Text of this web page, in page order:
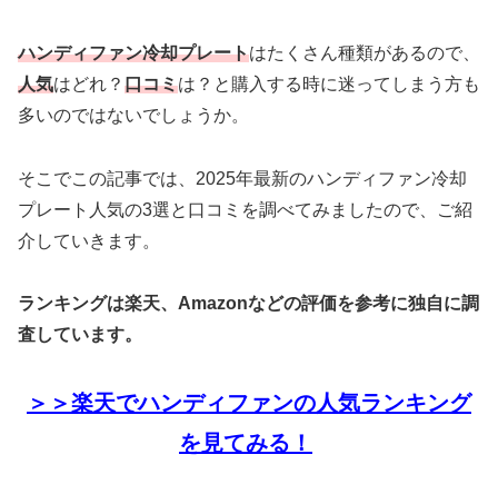
ハンディファン冷却プレートはたくさん種類があるので、
人気はどれ？ 口コミは？と購入する時に迷ってしまう方も
多いのではないでしょうか。
そこでこの記事では、2025年最新のハンディファン冷却
プレート人気の3選と口コミを調べてみましたので、ご紹
介していきます。
ランキングは楽天、Amazonなどの評価を参考に独自に調
査しています。
＞＞楽天でハンディファンの人気ランキング
を見てみる！